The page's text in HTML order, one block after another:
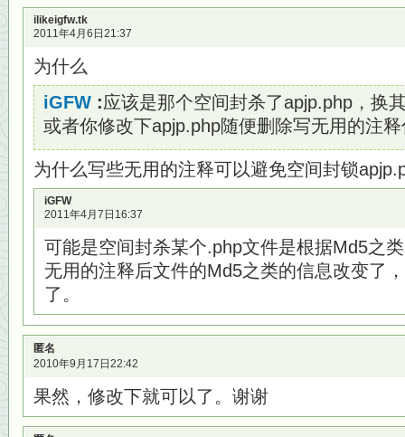
ilikeigfw.tk
2011年4月6日21:37
为什么
iGFW :应该是那个空间封杀了apjp.php，换
或者你修改下apjp.php随便删除写无用的注
为什么写些无用的注释可以避免空间封锁
iGFW
2011年4月7日16:37
可能是空间封杀某个.php文件是根据Md5之
无用的注释后文件的Md5之类的信息改变了
了。
匿名
2010年9月17日22:42
果然，修改下就可以了。谢谢